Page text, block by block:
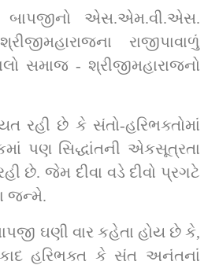
બાપજીનો એસ.એમ.વી.એસ.
રાજીપાવાળું
સમાજ - શ્રીજીમહારાજનો
રહી છે કે સંતો-હરિભક્તોમાં
પણ સિદ્ધાંતની એકસૂત્રતા
છે. જેમ દીવા વડે દીવો પ્રગટે
જન્મે.
ઘણી વાર કહેતા હોય છે કે,
હરિભક્ત કે સંત અનંતનાં